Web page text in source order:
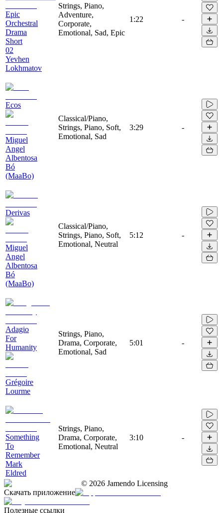
Epic
Orchestral
Drama
Short
02
Yevhen
Lokhmatov
Strings, Piano,
Adventure,
Corporate,
Emotional, Sad, Epic
1:22 -
Ecos
Miguel
Angel
Albentosa
Bó
(MaaBo)
Classical/Piano,
Strings, Piano, Soft,
Emotional, Sad
3:29 -
Derivas
Miguel
Angel
Albentosa
Bó
(MaaBo)
Classical/Piano,
Strings, Piano, Soft,
Emotional, Neutral
5:12 -
Adagio
For
Humanity
Grégoire
Lourme
Strings, Piano,
Drama, Corporate,
Emotional, Sad
5:01 -
Something
To
Remember
Mark
Eldred
Strings, Piano,
Drama, Corporate,
Emotional, Neutral
3:10 -
© 2026 Jamendo Licensing
Скачать приложение
Полезные ссылки